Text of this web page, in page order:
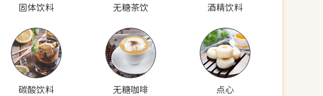
固体饮料 无糖茶饮 酒精饮料
碳酸饮料 无糖咖啡 点心